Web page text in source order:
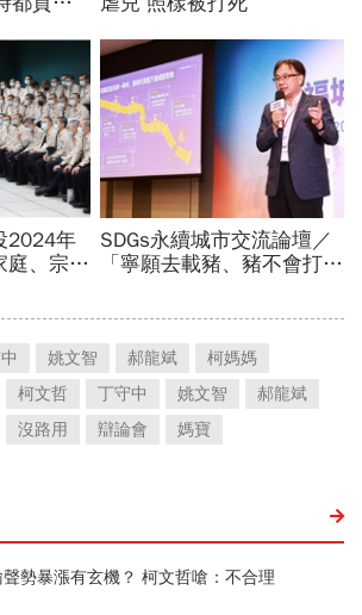
姚文智 郝龍斌
柯媽媽
柯文哲 丁守中 姚文智
郝龍斌
沒路用 辯論會 媽寶
勢暴漲有玄機？ 柯文哲嗆：不合理